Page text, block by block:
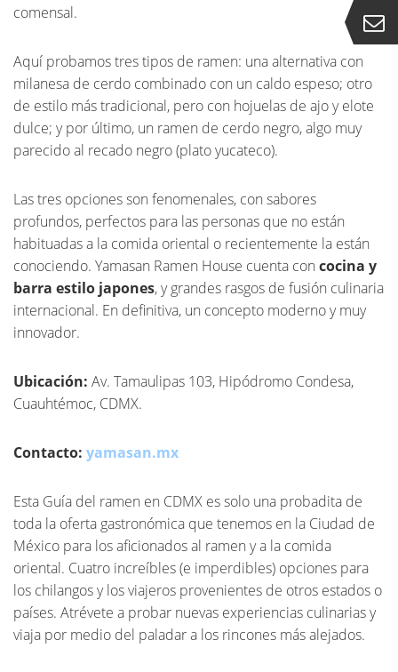
comensal.
Aquí probamos tres tipos de ramen: una alternativa con
milanesa de cerdo combinado con un caldo espeso; otro
de estilo más tradicional, pero con hojuelas de ajo y elote
dulce; y por último, un ramen de cerdo negro, algo muy
parecido al recado negro (plato yucateco).
Las tres opciones son fenomenales, con sabores
profundos, perfectos para las personas que no están
habituadas a la comida oriental o recientemente la están
conociendo. Yamasan Ramen House cuenta con cocina y
barra estilo japones, y grandes rasgos de fusión culinaria
internacional. En definitiva, un concepto moderno y muy
innovador.
Ubicación: Av. Tamaulipas 103, Hipódromo Condesa,
Cuauhtémoc, CDMX.
Contacto: yamasan.mx
Esta Guía del ramen en CDMX es solo una probadita de
toda la oferta gastronómica que tenemos en la Ciudad de
México para los aficionados al ramen y a la comida
oriental. Cuatro increíbles (e imperdibles) opciones para
los chilangos y los viajeros provenientes de otros estados o
países. Atrévete a probar nuevas experiencias culinarias y
viaja por medio del paladar a los rincones más alejados.